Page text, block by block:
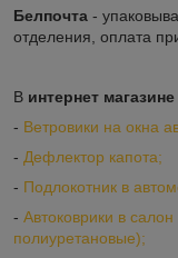
Белпочта -
отделения, оплата
В интернет
- Ветровики на окна
- Дефлектор капота;
- Подлокотник в
- Автоковрики в
полиуретановые);